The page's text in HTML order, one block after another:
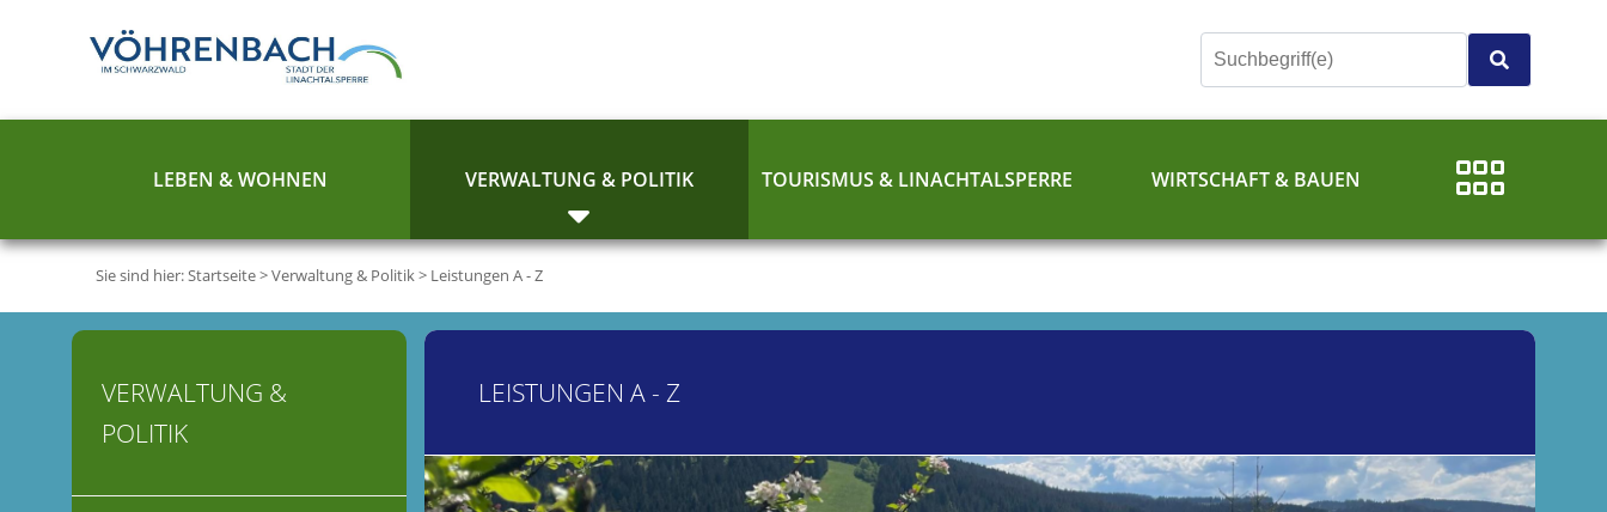
LEBEN & WOHNEN VERWALTUNG & POLITIK TOURISMUS & LINACHTALSPERRE WIRTSCHAFT & BAUEN
Sie sind hier:Startseite>Verwaltung & Politik> Leistungen A - Z
LEISTUNGEN A - Z
VERWALTUNG &
POLITIK